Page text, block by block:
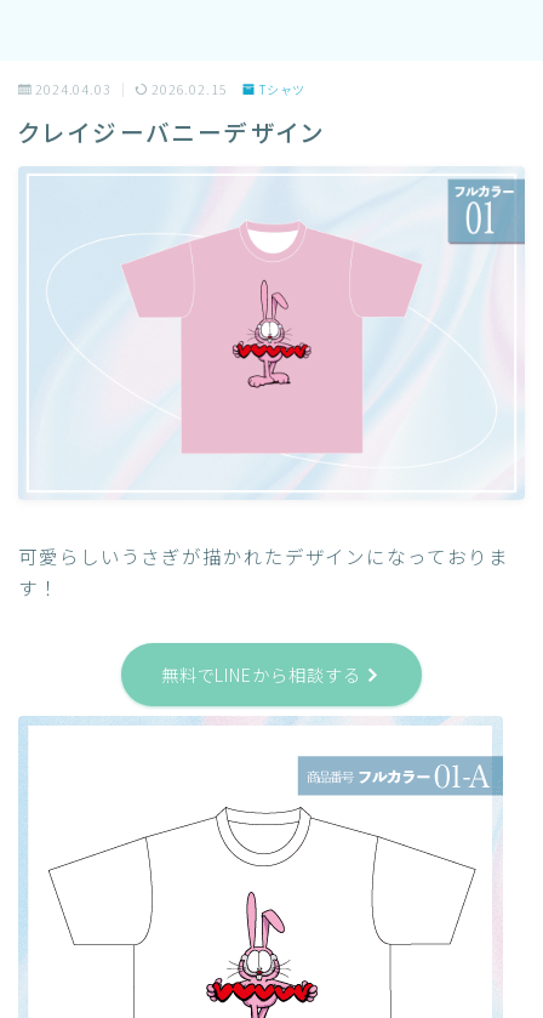
2024.04.03 2026.02.15 Tシャツ
クレイジーバニーデザイン
可愛らしいうさぎが描かれたデザインになっておりま
す！
無料でLINEから相談する